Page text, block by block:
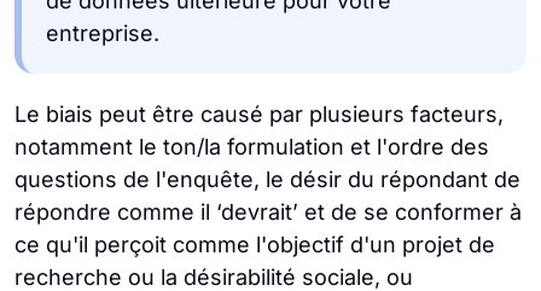
entreprise.
Le biais peut être causé par plusieurs facteurs,
notamment le ton/la formulation et l'ordre des
questions de l'enquête, le désir du répondant de
répondre comme il ‘devrait’ et de se conformer à
ce qu'il perçoit comme l'objectif d'un projet de
recherche ou la désirabilité sociale, ou